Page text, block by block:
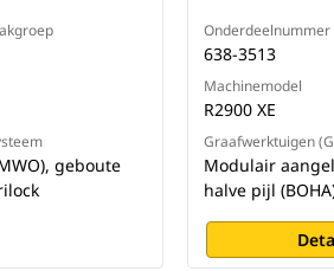
geboute
638-3513
Machinemodel
R2900 XE
Graafwerktuigen
Modulair
halve pijl